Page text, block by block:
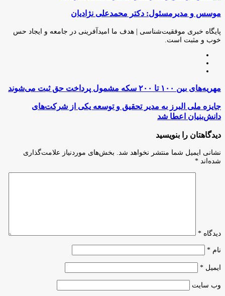
از
ایمیل
موسس و مدیرمسئول: دکتر محمدعلی نژادیان
پایگاه خبری موفقیت‌شناسی | هدف ما امیدآفرینی در جامعه و ایجاد حس
خوب و مثبت است.
مهریه‌های
۱۰۰
۲۰۰
سکه
مشمول
حق
ثبت
مهریه‌های بین ۱۰۰ تا ۲۰۰ سکه مشمول پرداخت حق ثبت می‌شوند
جایزه
ملی
البرز
مدیر
تحقیق
و
توسعه
جایزه ملی البرز به مدیر تحقیق و توسعه یکی از شرکت‌های
دانش‌بنیان اعطا شد
دیدگاهتان را بنویسید
نشانی ایمیل شما منتشر نخواهد شد. بخش‌های موردنیاز علامت‌گذاری
شده‌اند *
دیدگاه *
نام *
ایمیل *
وب‌ سایت